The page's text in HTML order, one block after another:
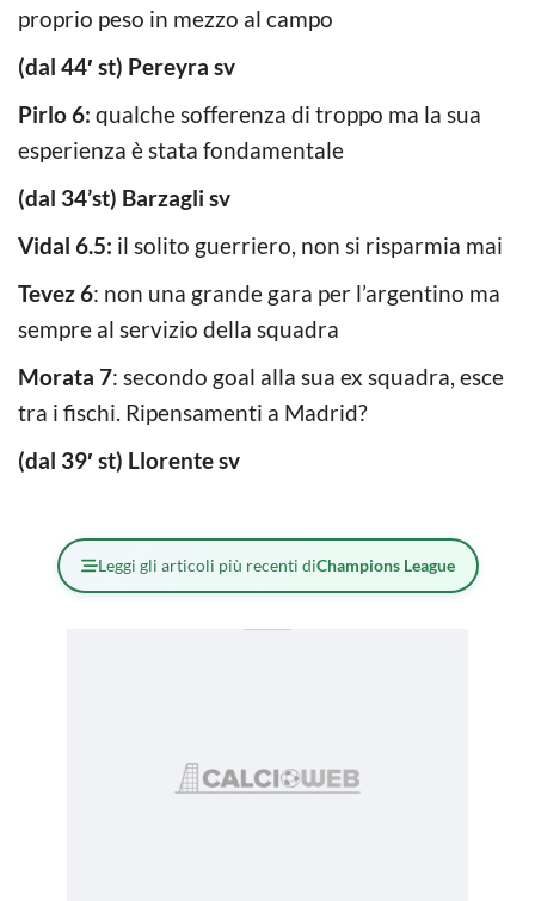
proprio peso in mezzo al campo
(dal 44′ st) Pereyra sv
Pirlo 6: qualche sofferenza di troppo ma la sua
esperienza è stata fondamentale
(dal 34’st) Barzagli sv
Vidal 6.5: il solito guerriero, non si risparmia mai
Tevez 6: non una grande gara per l’argentino ma
sempre al servizio della squadra
Morata 7: secondo goal alla sua ex squadra, esce
tra i fischi. Ripensamenti a Madrid?
(dal 39′ st) Llorente sv
Leggi gli articoli più recenti diChampions League